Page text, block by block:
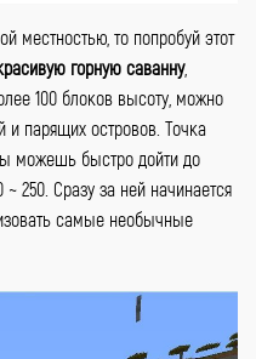
местностью, то попробуй этот
горную саванну,
100 блоков высоту, можно
парящих островов. Точка
можешь быстро дойти до
250. Сразу за ней начинается
самые необычные